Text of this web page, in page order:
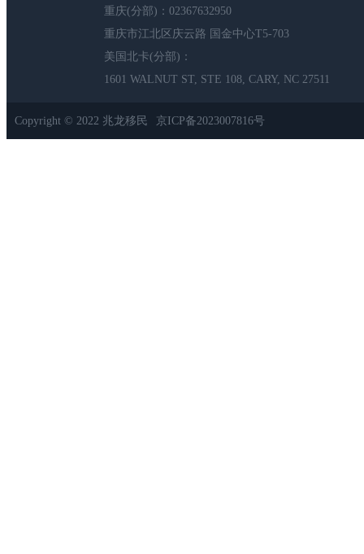
重庆(分部)：02367632950
重庆市江北区庆云路 国金中心T5-703
美国北卡(分部)：
1601 WALNUT ST, STE 108, CARY, NC 27511
Copyright © 2022 兆龙移民 京ICP备2023007816号